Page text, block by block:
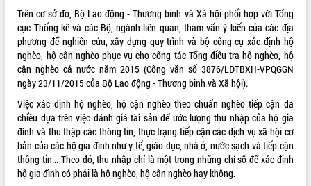
Trên cơ sở đó, Bộ Lao động - Thương binh và Xã hội phối hợp với Tổng
cục Thống kê và các Bộ, ngành liên quan, tham vấn ý kiến của các địa
phương để nghiên cứu, xây dựng quy trình và bộ công cụ xác định hộ
nghèo, hộ cận nghèo phục vụ cho công tác Tổng điều tra hộ nghèo, hộ
cận nghèo cả nước năm 2015 (Công văn số 3876/LĐTBXH-VPQGGN
ngày 23/11/2015 của Bộ Lao động - Thương binh và Xã hội).
Việc xác định hộ nghèo, hộ cận nghèo theo chuẩn nghèo tiếp cận đa
chiều dựa trên việc đánh giá tài sản để ước lượng thu nhập của hộ gia
đình và thu thập các thông tin, thực trạng tiếp cận các dịch vụ xã hội cơ
bản của các hộ gia đình như y tế, giáo dục, nhà ở, nước sạch và tiếp cận
thông tin... Theo đó, thu nhập chỉ là một trong những chỉ số để xác định
hộ gia đình có phải là hộ nghèo, hộ cận nghèo hay không.